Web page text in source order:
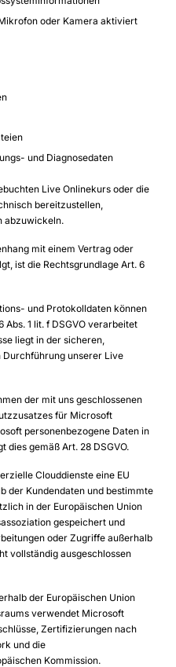
oder Kamera aktiviert
und Diagnosedaten
Live Onlinekurs oder die
bereitzustellen,
abzuwickeln.
mit einem Vertrag oder
ist die Rechtsgrundlage Art. 6
und Protokolldaten können
1 lit. f DSGVO verarbeitet
liegt in der sicheren,
unserer Live
der mit uns geschlossenen
für Microsoft
personenbezogene Daten in
dies gemäß Art. 28 DSGVO.
Clouddienste eine EU
der Kundendaten und bestimmte
in der Europäischen Union
gespeichert und
oder Zugriffe außerhalb
vollständig ausgeschlossen
der Europäischen Union
verwendet Microsoft
Zertifizierungen nach
und die
Kommission.